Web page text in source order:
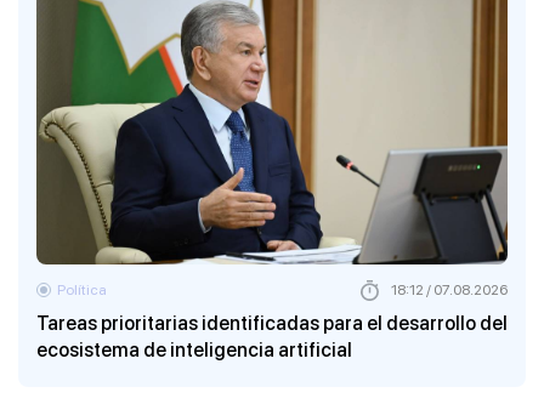
Tareas prioritarias identificadas para el desarrollo del
ecosistema de inteligencia artificial
Política 18:12 / 07.08.2026